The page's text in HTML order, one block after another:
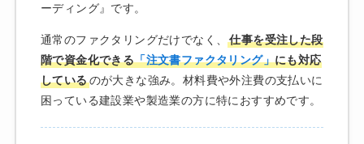
ーディング』です。
通常のファクタリングだけでなく、仕事を受注した段
階で資金化できる「注文書ファクタリング」にも対応
しているのが大きな強み。材料費や外注費の支払いに
困っている建設業や製造業の方に特におすすめです。